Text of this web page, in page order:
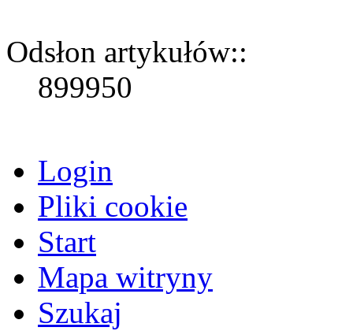
Odsłon artykułów::
899950
Login
Pliki cookie
Start
Mapa witryny
Szukaj